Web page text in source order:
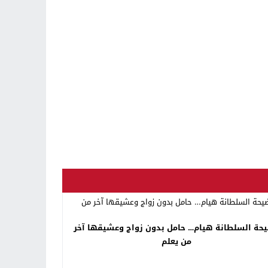
السلطانة هيام… حامل بدون زواج وعشيقها آخر
من يعلم